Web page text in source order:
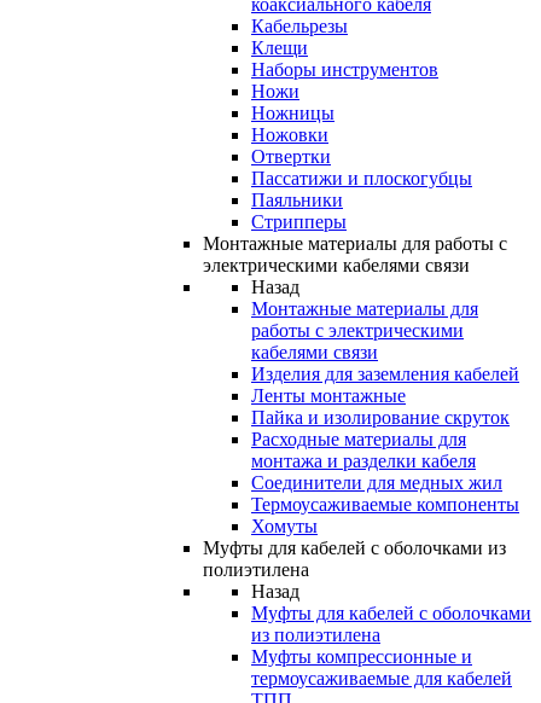
коаксиального кабеля
Кабельрезы
Клещи
Наборы инструментов
Ножи
Ножницы
Ножовки
Отвертки
Пассатижи и плоскогубцы
Паяльники
Стрипперы
Монтажные материалы для работы с
электрическими кабелями связи
Назад
Монтажные материалы для
работы с электрическими
кабелями связи
Изделия для заземления кабелей
Ленты монтажные
Пайка и изолирование скруток
Расходные материалы для
монтажа и разделки кабеля
Соединители для медных жил
Термоусаживаемые компоненты
Хомуты
Муфты для кабелей с оболочками из
полиэтилена
Назад
Муфты для кабелей с оболочками
из полиэтилена
Муфты компрессионные и
термоусаживаемые для кабелей